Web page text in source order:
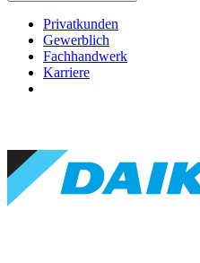
Privatkunden
Gewerblich
Fachhandwerk
Karriere